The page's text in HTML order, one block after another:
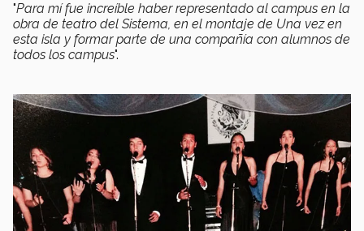
"Para mí fue increíble haber representado al campus en la
obra de teatro del Sistema, en el montaje de Una vez en
esta isla y formar parte de una compañía con alumnos de
todos los campus".